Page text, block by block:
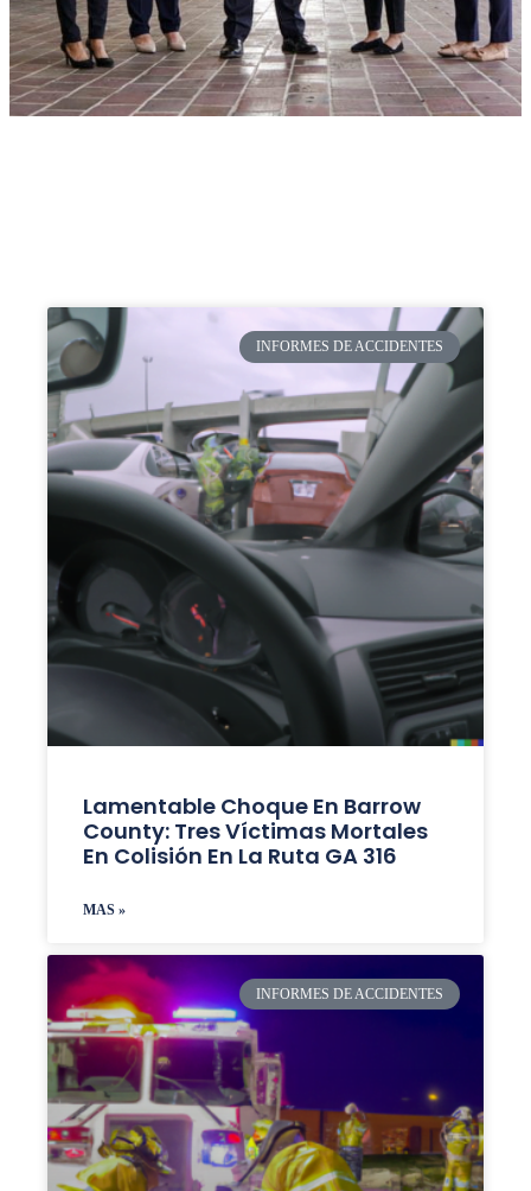
INFORMES DE ACCIDENTES
Lamentable Choque En Barrow
County: Tres Víctimas Mortales
En Colisión En La Ruta GA 316
MAS »
INFORMES DE ACCIDENTES